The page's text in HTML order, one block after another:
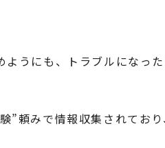
うにも、トラブルになっ
”頼みで情報収集されてお